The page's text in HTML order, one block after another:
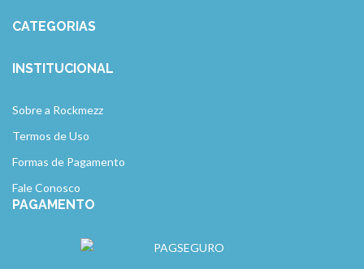
CATEGORIAS
INSTITUCIONAL
Sobre a Rockmezz
Termos de Uso
Formas de Pagamento
Fale Conosco
PAGAMENTO